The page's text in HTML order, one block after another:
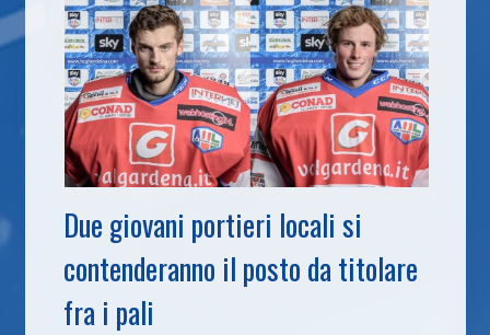
Due giovani portieri locali si
contenderanno il posto da titolare
fra i pali